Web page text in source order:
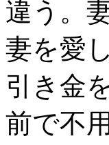
違う。
妻を愛
引き金
前で不